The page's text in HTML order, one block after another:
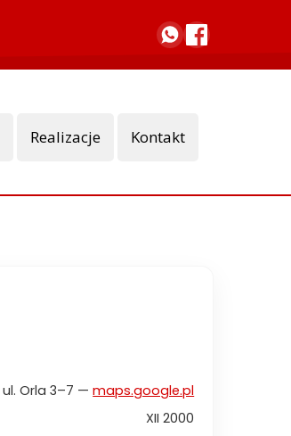
Realizacje Kontakt
ul. Orla 3–7 —maps.google.pl
XII 2000